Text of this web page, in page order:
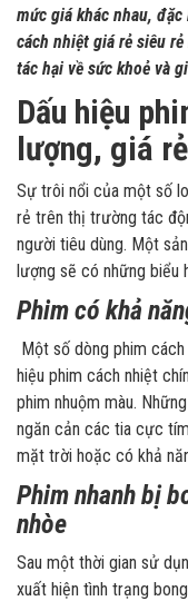
mức giá khác nhau,
cách nhiệt giá rẻ siêu
tác hại về sức khoẻ và
Dấu hiệu
lượng, giá rẻ
Sự trôi nổi của một số
rẻ trên thị trường tác
người tiêu dùng. Một
lượng sẽ có những biểu
Phim có khả
Một số dòng phim
hiệu phim cách nhiệt
phim nhuộm màu.
ngăn cản các tia cực
mặt trời hoặc có khả
Phim nhanh bị
nhòe
Sau một thời gian sử
xuất hiện tình trạng